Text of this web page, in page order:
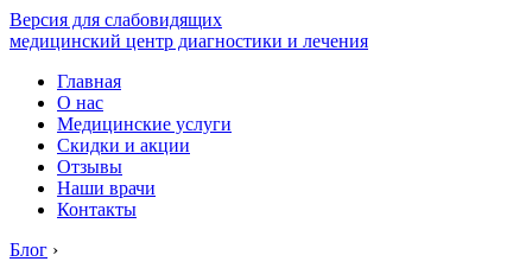
Версия для слабовидящих
медицинский центр диагностики и лечения
Главная
О нас
Медицинские услуги
Скидки и акции
Отзывы
Наши врачи
Контакты
Блог ›